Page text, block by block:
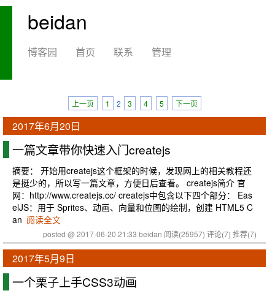
beidan
博客园 首页 联系 管理
上一页 1 2 3 4 5 下一页
2017年6月20日
一篇文章带你快速入门createjs
摘要： 开始用createjs这个框架的时候，发现网上的相关教程还
是挺少的，所以写一篇文章，方便日后查看。 createjs简介 官
网：http://www.createjs.cc/ createjs中包含以下四个部分： Eas
elJS：用于 Sprites、动画、向量和位图的绘制，创建 HTML5 C
an 阅读全文
posted @ 2017-06-20 21:33 beidan 阅读(25957) 评论(7) 推荐(7)
2017年5月9日
一个栗子上手CSS3动画